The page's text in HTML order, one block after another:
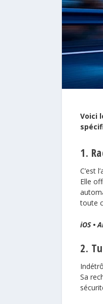
Voici
1.
C’est
Elle
toute
iOS•
2.
Sa